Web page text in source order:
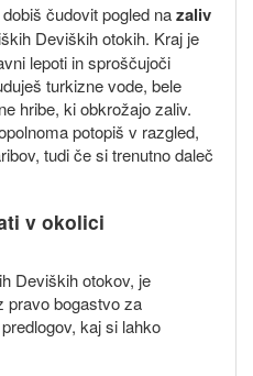
dobiš čudovit pogled nazaliv
Deviških otokih. Kraj je
lepoti in sproščujoči
turkizne vode, bele
hribe, ki obkrožajo zaliv.
potopiš v razgled,
tudi če si trenutno daleč
v okolici
Deviških otokov, je
pravo bogastvo za
kaj si lahko